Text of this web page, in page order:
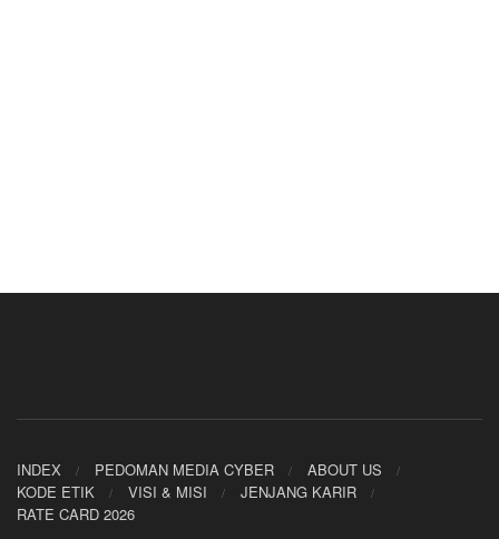
INDEX PEDOMAN MEDIA CYBER
ABOUT US
KODE ETIK
VISI & MISI
JENJANG KARIR
RATE CARD 2026